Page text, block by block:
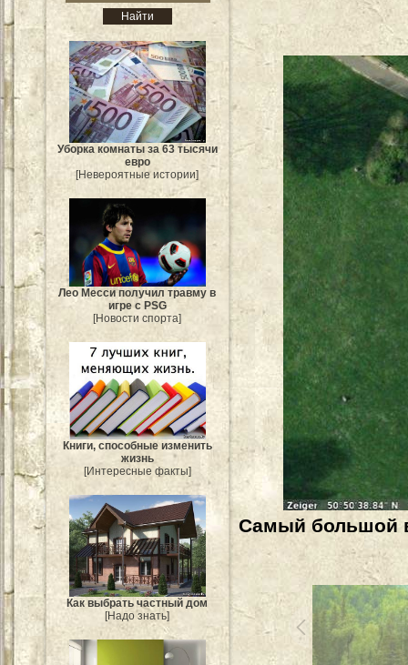
Уборка комнаты за 63 тысячи
евро
[Невероятные истории]
Лео Месси получил травму в
игре с PSG
[Новости спорта]
Книги, способные изменить
жизнь
[Интересные факты]
Как выбрать частный дом
[Надо знать]
Самый большой